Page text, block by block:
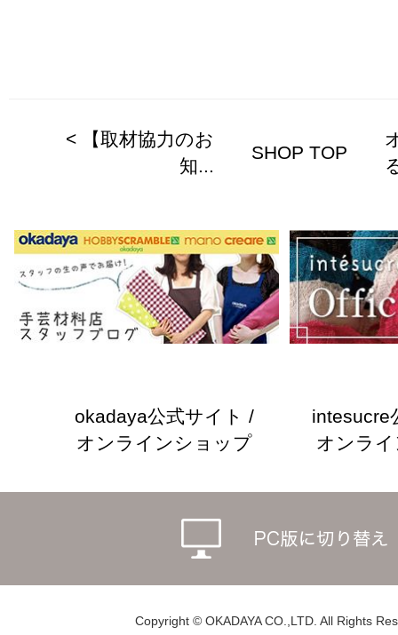
< 【取材協力のお
知...
SHOP TOP
okadaya公式サイト /
オンラインショップ
intesucre
オンラ
Copyright © OKADAYA CO.,LTD. All Rights